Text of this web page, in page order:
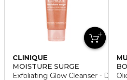
CLINIQUE
MOISTURE SURGE
Exfoliating Glow Cleanser -